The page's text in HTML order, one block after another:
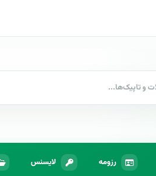
رزومه لایسنس